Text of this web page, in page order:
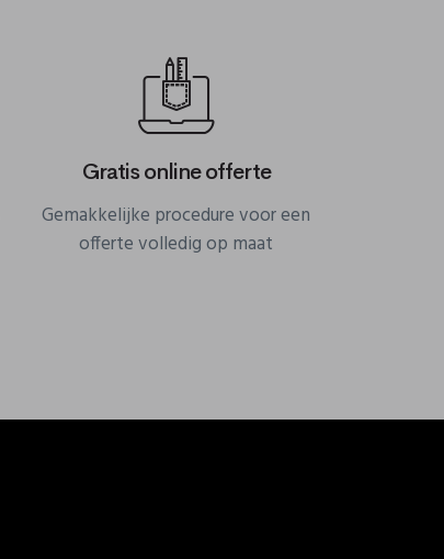
Gratis online offerte
Gemakkelijke procedure voor een
offerte volledig op maat